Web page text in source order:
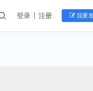
登录 注册 我要